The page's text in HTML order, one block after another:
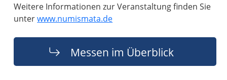
Weitere Informationen zur Veranstaltung finden Sie
unterwww.numismata.de
Messen im Überblick